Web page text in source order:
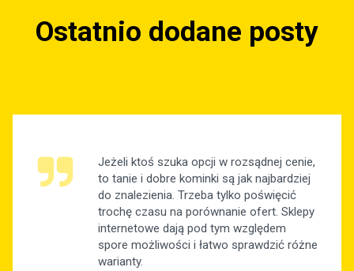
Ostatnio dodane posty
Jeżeli ktoś szuka opcji w rozsądnej cenie,
to tanie i dobre kominki są jak najbardziej
do znalezienia. Trzeba tylko poświęcić
trochę czasu na porównanie ofert. Sklepy
internetowe dają pod tym względem
spore możliwości i łatwo sprawdzić różne
warianty.